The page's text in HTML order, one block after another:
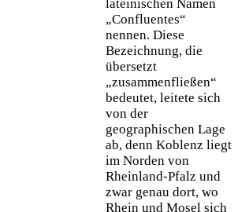
lateinischen Namen
„Confluentes“
nennen. Diese
Bezeichnung, die
übersetzt
„zusammenfließen“
bedeutet, leitete sich
von der
geographischen Lage
ab, denn Koblenz liegt
im Norden von
Rheinland-Pfalz und
zwar genau dort, wo
Rhein und Mosel sich